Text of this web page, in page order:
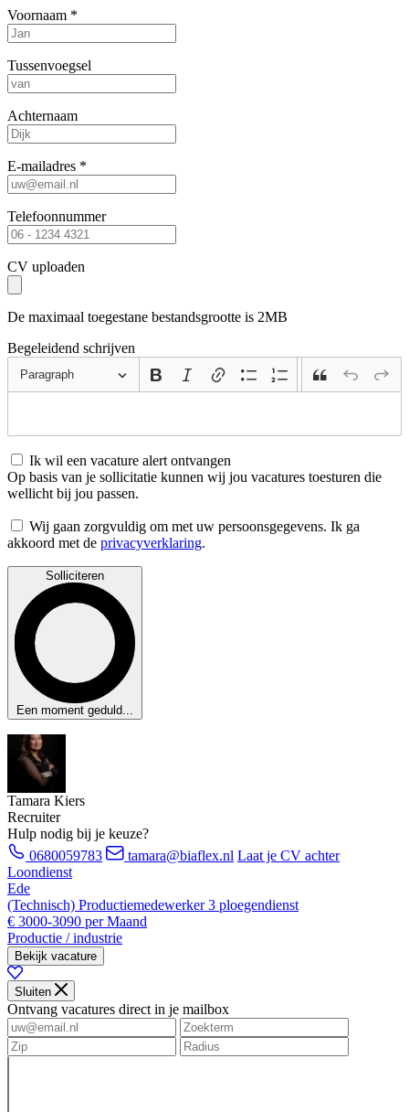
Voornaam *
Tussenvoegsel
Achternaam
E-mailadres *
Telefoonnummer
CV uploaden
De maximaal toegestane bestandsgrootte is 2MB
Begeleidend schrijven
Paragraph
Ik wil een vacature alert ontvangen
Op basis van je sollicitatie kunnen wij jou vacatures toesturen die
wellicht bij jou passen.
Wij gaan zorgvuldig om met uw persoonsgegevens. Ik ga
akkoord met de privacyverklaring.
Solliciteren
Een moment geduld...
Tamara Kiers
Recruiter
Hulp nodig bij je keuze?
0680059783
tamara@biaflex.nl Laat je CV achter
Loondienst
Ede
(Technisch) Productiemedewerker 3 ploegendienst
€ 3000-3090 per Maand
Productie / industrie
Bekijk vacature
Sluiten
Ontvang vacatures direct in je mailbox